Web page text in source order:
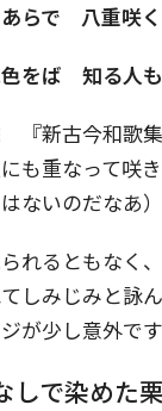
らで 八重咲
をば 知る人
『新古今和歌
にも重なって咲
ないのだなあ）
れるともなく
しみじみと詠
が少し意外です
しで染めた